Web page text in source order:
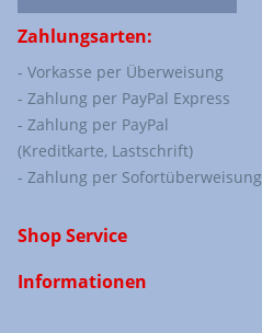
Zahlungsarten:
- Vorkasse per Überweisung
- Zahlung per PayPal Express
- Zahlung per PayPal
(Kreditkarte, Lastschrift)
- Zahlung per Sofortüberweisung
Shop Service
Informationen